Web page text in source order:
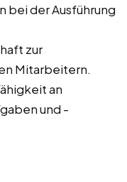
bei der Ausführung
zur
Mitarbeitern.
an
und -